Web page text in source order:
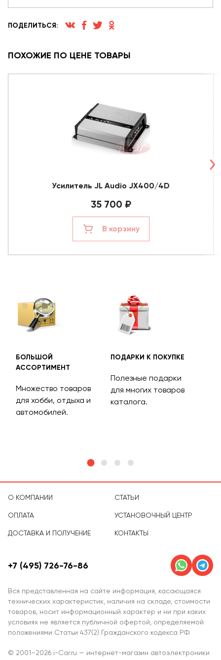
ПОДЕЛИТЬСЯ:
ПОХОЖИЕ ПО ЦЕНЕ ТОВАРЫ
Усилитель JL Audio JX400/4D
35 700 ₽
В корзину
БОЛЬШОЙ
АССОРТИМЕНТ
Множество товаров
для хобби, отдыха и
автомобилей.
ПОДАРКИ К ПОКУПКЕ
Полезные подарки
для многих товаров
каталога.
О КОМПАНИИ
ОПЛАТА
ДОСТАВКА И ПОЛУЧЕНИЕ
СТАТЬИ
УСТАНОВОЧНЫЙ ЦЕНТР
КОНТАКТЫ
Вся представленная на сайте информация, касающаяся
технических характеристик, наличия на складе, стоимости
товаров, носит информационный характер и ни при каких
условиях не является публичной офертой, определяемой
положениями Статьи 437(2) Гражданского кодекса РФ.
+7 (495) 726-76-86
© 2001–2026 i-Car.ru — интернет-магазин автоэлектроники